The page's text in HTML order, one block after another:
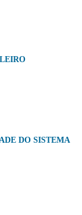
DO SISTEMA